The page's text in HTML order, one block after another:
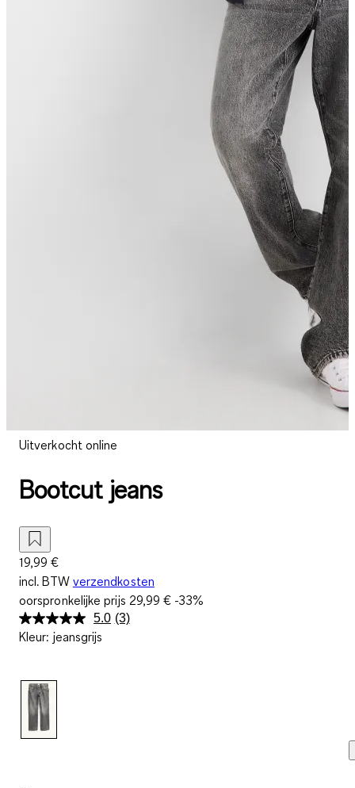
Uitverkocht online
Bootcut jeans
19,99 €
incl. BTW verzendkosten
oorspronkelijke prijs 29,99 € -33%
5.0 Lees
(3)
Kleur: jeansgrijs